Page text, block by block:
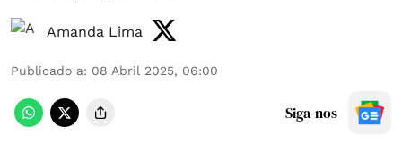
Amanda Lima
Publicado a: 08 Abril 2025, 06:00
Siga-nos